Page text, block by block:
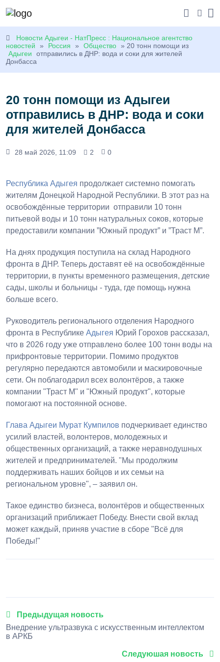
Новости Адыгеи - НатПресс : Национальное агентство
новостей
» Россия » Общество » 20 тонн помощи из
Адыгеи
отправились в ДНР: вода и соки для жителей
Донбасса
20 тонн помощи из Адыгеи
отправились в ДНР: вода и соки
для жителей Донбасса
28 май 2026, 11:09 2 0
Республика Адыгея продолжает системно помогать
жителям Донецкой Народной Республики. В этот раз на
освобождённые территории отправили 10 тонн
питьевой воды и 10 тонн натуральных соков, которые
предоставили компании ”Южный продукт” и ”Траст М”.
На днях продукция поступила на склад Народного
фронта в ДНР. Теперь доставят её на освобождённые
территории, в пункты временного размещения, детские
сады, школы и больницы - туда, где помощь нужна
больше всего.
Руководитель регионального отделения Народного
фронта в Республике Адыгея Юрий Горохов рассказал,
что в 2026 году уже отправлено более 100 тонн воды на
прифронтовые территории. Помимо продуктов
регулярно передаются автомобили и маскировочные
сети. Он поблагодарил всех волонтёров, а также
компании "Траст М" и "Южный продукт", которые
помогают на постоянной основе.
Глава Адыгеи Мурат Кумпилов подчеркивает единство
усилий властей, волонтеров, молодежных и
общественных организаций, а также неравнодушных
жителей и предпринимателей. "Мы продолжим
поддерживать наших бойцов и их семьи на
региональном уровне", – заявил он.
Такое единство бизнеса, волонтёров и общественных
организаций приближает Победу. Внести свой вклад
может каждый, приняв участие в сборе "Всё для
Победы!"
Предыдущая новость
Внедрение ультразвука с искусственным интеллектом
в АРКБ
Следуюшая новость